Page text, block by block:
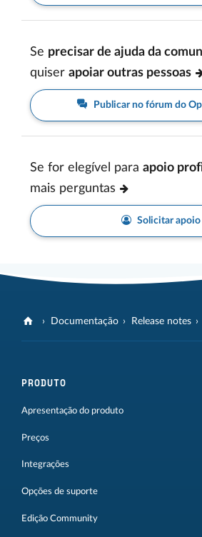
Se precisar de ajuda da
quiser apoiar outras pessoas
Publicar no fórum do
Se for elegível para apoio
mais perguntas
Solicitar apoio
Documentação Release notes
PRODUTO
Apresentação do produto
Preços
Integrações
Opções de suporte
Edição Community